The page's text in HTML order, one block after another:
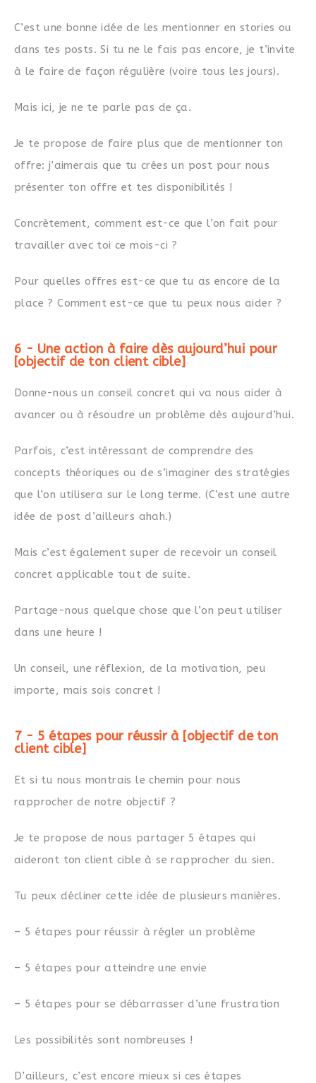
C’est une bonne idée de les mentionner en stories ou
dans tes posts. Si tu ne le fais pas encore, je t’invite
à le faire de façon régulière (voire tous les jours).
Mais ici, je ne te parle pas de ça.
Je te propose de faire plus que de mentionner ton
offre: j’aimerais que tu crées un post pour nous
présenter ton offre et tes disponibilités !
Concrètement, comment est-ce que l’on fait pour
travailler avec toi ce mois-ci ?
Pour quelles offres est-ce que tu as encore de la
place ? Comment est-ce que tu peux nous aider ?
6 - Une action à faire dès aujourd’hui pour
[objectif de ton client cible]
Donne-nous un conseil concret qui va nous aider à
avancer ou à résoudre un problème dès aujourd’hui.
Parfois, c’est intéressant de comprendre des
concepts théoriques ou de s’imaginer des stratégies
que l’on utilisera sur le long terme. (C’est une autre
idée de post d’ailleurs ahah.)
Mais c’est également super de recevoir un conseil
concret applicable tout de suite.
Partage-nous quelque chose que l’on peut utiliser
dans une heure !
Un conseil, une réflexion, de la motivation, peu
importe, mais sois concret !
7 - 5 étapes pour réussir à [objectif de ton
client cible]
Et si tu nous montrais le chemin pour nous
rapprocher de notre objectif ?
Je te propose de nous partager 5 étapes qui
aideront ton client cible à se rapprocher du sien.
Tu peux décliner cette idée de plusieurs manières.
– 5 étapes pour réussir à régler un problème
– 5 étapes pour atteindre une envie
– 5 étapes pour se débarrasser d’une frustration
Les possibilités sont nombreuses !
D’ailleurs, c’est encore mieux si ces étapes